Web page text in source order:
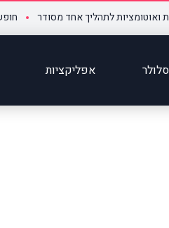
לתהליך אחד מסודר חופש
סלולר אפליקציות